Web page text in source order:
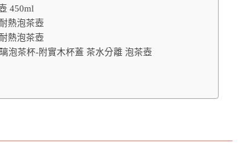
450ml
熱泡茶壺
熱泡茶壺
泡茶杯-附實木杯蓋 茶水分離 泡茶壺